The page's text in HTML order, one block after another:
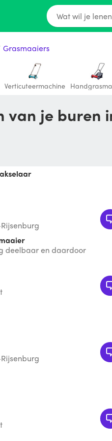
Wat wil je
Grasmaaiers
Verticuteermachine
van je buren
deelbaar en daardoor